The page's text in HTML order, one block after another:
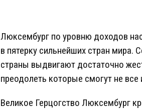
Люксембург по уровню доходов
в пятерку сильнейших стран мира.
страны выдвигают достаточно
преодолеть которые смогут не
Великое Герцогство Люксембург